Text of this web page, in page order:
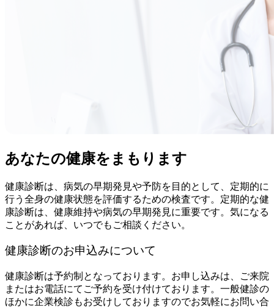
あなたの健康をまもります
健康診断は、病気の早期発見や予防を目的として、定期的に
行う全身の健康状態を評価するための検査です。定期的な健
康診断は、健康維持や病気の早期発見に重要です。気になる
ことがあれば、いつでもご相談ください。
健康診断のお申込みについて
健康診断は予約制となっております。お申し込みは、ご来院
またはお電話にてご予約を受け付けております。一般健診の
ほかに企業検診もお受けしておりますのでお気軽にお問い合